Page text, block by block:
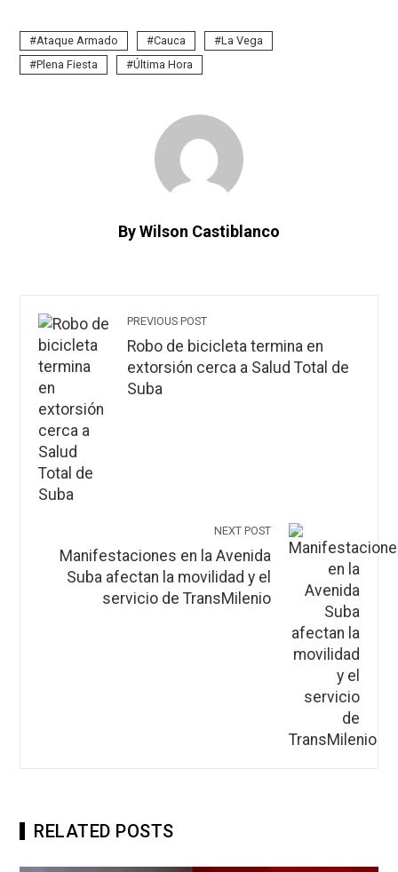
Ataque Armado Cauca
La Vega
Plena Fiesta
Última Hora
By Wilson Castiblanco
PREVIOUS POST
Robo de bicicleta termina en
extorsión cerca a Salud Total de
Suba
NEXT POST
Manifestaciones en la Avenida
Suba afectan la movilidad y el
servicio de TransMilenio
RELATED POSTS